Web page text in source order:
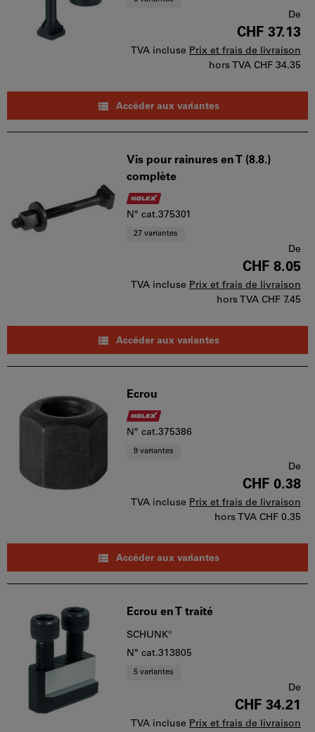
De
CHF 37.13
TVA incluse Prix et frais de livraison
hors TVA CHF 34.35
Accéder aux variantes
Vis pour rainures en T (8.8.)
complète
N° cat.375301
27 variantes
De
CHF 8.05
TVA incluse Prix et frais de livraison
hors TVA CHF 7.45
Accéder aux variantes
Ecrou
N° cat.375386
9 variantes
De
CHF 0.38
TVA incluse Prix et frais de livraison
hors TVA CHF 0.35
Accéder aux variantes
Ecrou en T traité
SCHUNK®
N° cat.313805
5 variantes
De
CHF 34.21
TVA incluse Prix et frais de livraison